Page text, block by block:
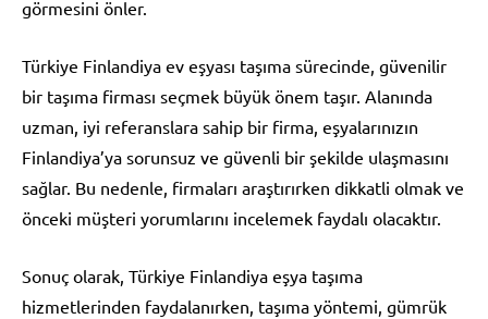
görmesini önler.
Türkiye Finlandiya ev eşyası taşıma sürecinde, güvenilir
bir taşıma firması seçmek büyük önem taşır. Alanında
uzman, iyi referanslara sahip bir firma, eşyalarınızın
Finlandiya’ya sorunsuz ve güvenli bir şekilde ulaşmasını
sağlar. Bu nedenle, firmaları araştırırken dikkatli olmak ve
önceki müşteri yorumlarını incelemek faydalı olacaktır.
Sonuç olarak, Türkiye Finlandiya eşya taşıma
hizmetlerinden faydalanırken, taşıma yöntemi, gümrük